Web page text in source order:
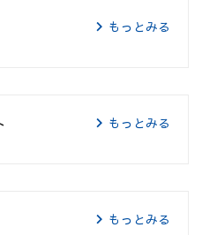
もっとみる
もっとみる
もっとみる